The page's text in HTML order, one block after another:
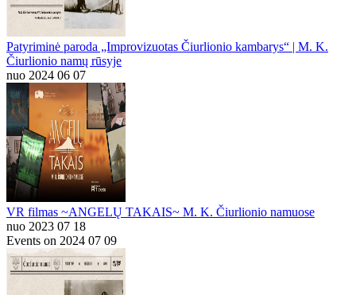
Patyriminė paroda „Improvizuotas Čiurlionio kambarys“ | M. K.
Čiurlionio namų rūsyje
nuo 2024 06 07
VR filmas ~ANGELŲ TAKAIS~ M. K. Čiurlionio namuose
nuo 2023 07 18
Events on 2024 07 09